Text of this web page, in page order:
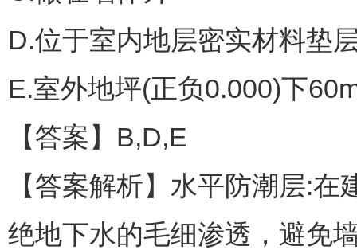
D.位于室内地层密实材料垫
E.室外地坪(正负0.000)下
【答案】B,D,E
【答案解析】水平防潮层:
绝地下水的毛细渗透，避免